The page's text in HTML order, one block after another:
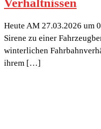
Heute AM 27.03.2026 um
Sirene zu einer
winterlichen
ihrem […]